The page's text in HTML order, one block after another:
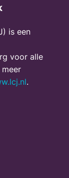
is een
voor alle
.